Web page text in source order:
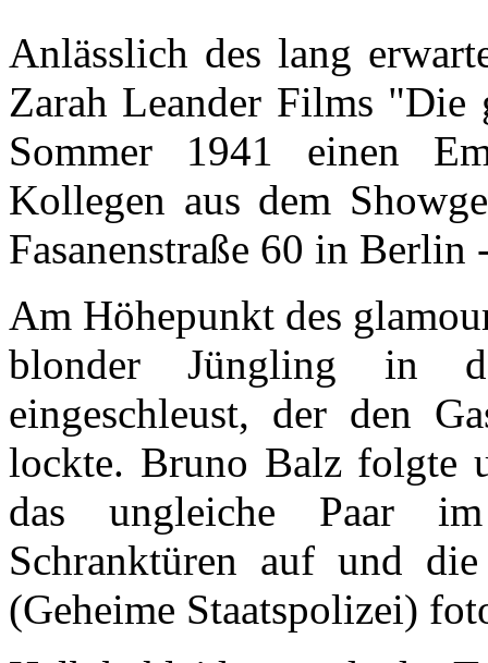
Anlässlich des lang
Zarah Leander Films
Sommer 1941 einen
Kollegen aus dem
Fasanenstraße 60 in
Am Höhepunkt des
blonder Jüngling in
eingeschleust, der den
lockte. Bruno Balz folgte
das ungleiche Paar
Schranktüren auf und
(Geheime Staatspolizei)